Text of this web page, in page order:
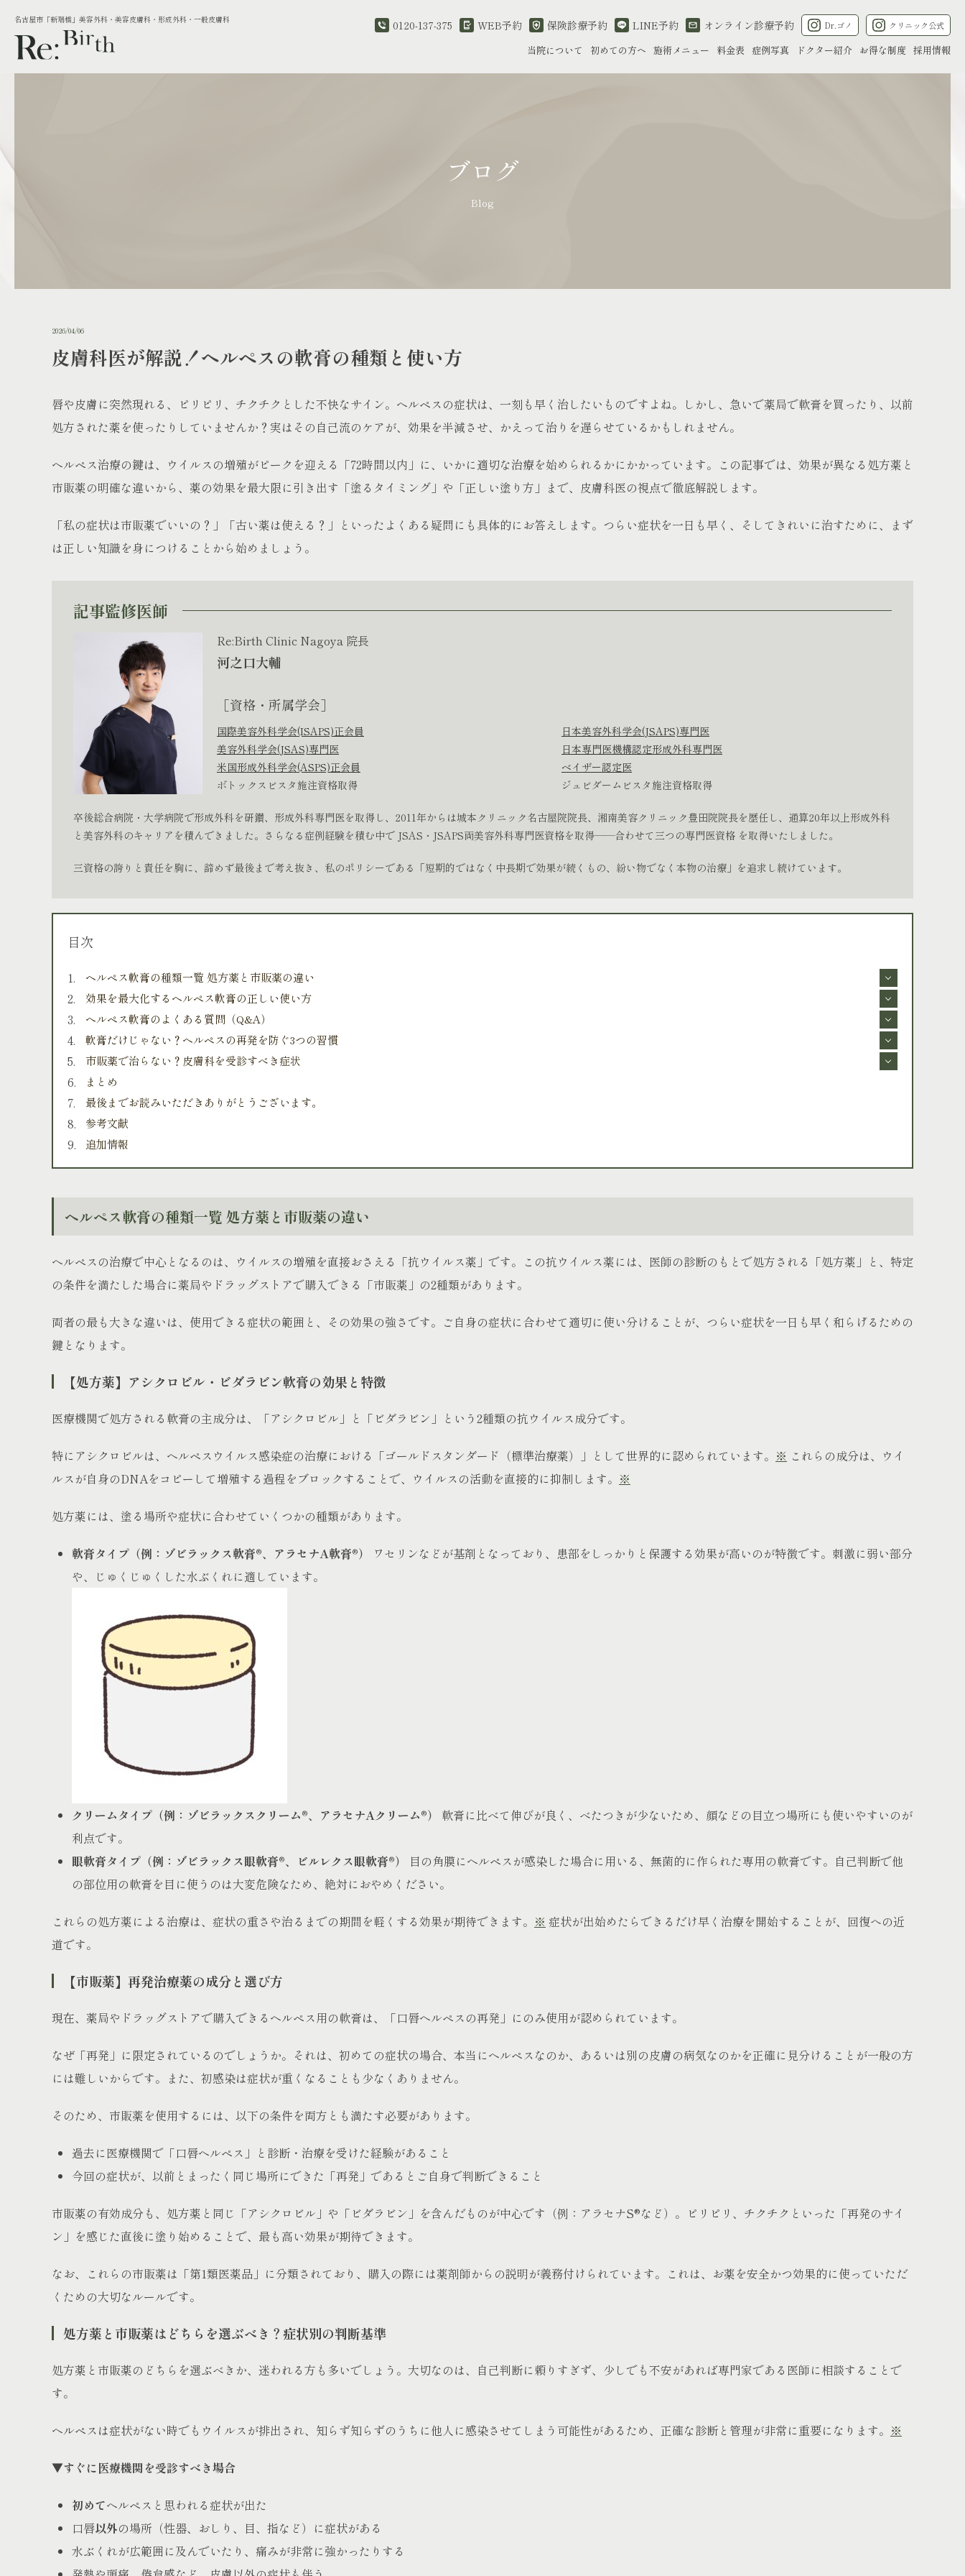
名古屋市「新瑞橋」美容外科・美容皮膚科・形成外科・一般皮膚科 0120-137-375 WEB予約 保険診療予約 LINE予約 オンライン診療予約 Dr.ゴノ クリニック公式
当院について 初めての方へ 施術メニュー 料金表 症例写真 ドクター紹介 お得な制度 採用情報
ブログ
Blog
2026/04/06
皮膚科医が解説！ヘルペスの軟膏の種類と使い方
唇や皮膚に突然現れる、ピリピリ、チクチクとした不快なサイン。ヘルペスの症状は、一刻も早く治したいものですよね。しかし、急いで薬局で軟膏を買ったり、以前
処方された薬を使ったりしていませんか？実はその自己流のケアが、効果を半減させ、かえって治りを遅らせているかもしれません。
ヘルペス治療の鍵は、ウイルスの増殖がピークを迎える「72時間以内」に、いかに適切な治療を始められるかにかかっています。この記事では、効果が異なる処方薬と
市販薬の明確な違いから、薬の効果を最大限に引き出す「塗るタイミング」や「正しい塗り方」まで、皮膚科医の視点で徹底解説します。
「私の症状は市販薬でいいの？」「古い薬は使える？」といったよくある疑問にも具体的にお答えします。つらい症状を一日も早く、そしてきれいに治すために、まず
は正しい知識を身につけることから始めましょう。
記事監修医師
Re:Birth Clinic Nagoya 院長
河之口大輔
［資格・所属学会］
国際美容外科学会(ISAPS)正会員
日本美容外科学会(JSAPS)専門医
美容外科学会(JSAS)専門医
日本専門医機構認定形成外科専門医
米国形成外科学会(ASPS)正会員
ベイザー認定医
ボトックスビスタ施注資格取得
ジュビダームビスタ施注資格取得
卒後総合病院・大学病院で形成外科を研鑽、形成外科専門医を取得し、2011年からは城本クリニック名古屋院院長、湘南美容クリニック豊田院院長を歴任し、通算20年以上形成外科
と美容外科のキャリアを積んできました。さらなる症例経験を積む中で JSAS・JSAPS両美容外科専門医資格を取得――合わせて三つの専門医資格 を取得いたしました。
三資格の誇りと責任を胸に、諦めず最後まで考え抜き、私のポリシーである「短期的ではなく中長期で効果が続くもの、紛い物でなく本物の治療」を追求し続けています。
目次
ヘルペス軟膏の種類一覧 処方薬と市販薬の違い
効果を最大化するヘルペス軟膏の正しい使い方
ヘルペス軟膏のよくある質問（Q&A）
軟膏だけじゃない？ヘルペスの再発を防ぐ3つの習慣
市販薬で治らない？皮膚科を受診すべき症状
まとめ
最後までお読みいただきありがとうございます。
参考文献
追加情報
ヘルペス軟膏の種類一覧 処方薬と市販薬の違い
ヘルペスの治療で中心となるのは、ウイルスの増殖を直接おさえる「抗ウイルス薬」です。この抗ウイルス薬には、医師の診断のもとで処方される「処方薬」と、特定
の条件を満たした場合に薬局やドラッグストアで購入できる「市販薬」の2種類があります。
両者の最も大きな違いは、使用できる症状の範囲と、その効果の強さです。ご自身の症状に合わせて適切に使い分けることが、つらい症状を一日も早く和らげるための
鍵となります。
【処方薬】アシクロビル・ビダラビン軟膏の効果と特徴
医療機関で処方される軟膏の主成分は、「アシクロビル」と「ビダラビン」という2種類の抗ウイルス成分です。
特にアシクロビルは、ヘルペスウイルス感染症の治療における「ゴールドスタンダード（標準治療薬）」として世界的に認められています。 ※ これらの成分は、ウイ
ルスが自身のDNAをコピーして増殖する過程をブロックすることで、ウイルスの活動を直接的に抑制します。 ※
処方薬には、塗る場所や症状に合わせていくつかの種類があります。
軟膏タイプ（例：ゾビラックス軟膏®、アラセナA軟膏®）
ワセリンなどが基剤となっており、患部をしっかりと保護する効果が高いのが特徴です。刺激に弱い部分
や、じゅくじゅくした水ぶくれに適しています。
クリームタイプ（例：ゾビラックスクリーム®、アラセナAクリーム®）
軟膏に比べて伸びが良く、べたつきが少ないため、顔などの目立つ場所にも使いやすいのが
利点です。
眼軟膏タイプ（例：ゾビラックス眼軟膏®、ビルレクス眼軟膏®）
目の角膜にヘルペスが感染した場合に用いる、無菌的に作られた専用の軟膏です。自己判断で他
の部位用の軟膏を目に使うのは大変危険なため、絶対におやめください。
これらの処方薬による治療は、症状の重さや治るまでの期間を軽くする効果が期待できます。 ※ 症状が出始めたらできるだけ早く治療を開始することが、回復への近
道です。
【市販薬】再発治療薬の成分と選び方
現在、薬局やドラッグストアで購入できるヘルペス用の軟膏は、「口唇ヘルペスの再発」にのみ使用が認められています。
なぜ「再発」に限定されているのでしょうか。それは、初めての症状の場合、本当にヘルペスなのか、あるいは別の皮膚の病気なのかを正確に見分けることが一般の方
には難しいからです。また、初感染は症状が重くなることも少なくありません。
そのため、市販薬を使用するには、以下の条件を両方とも満たす必要があります。
過去に医療機関で「口唇ヘルペス」と診断・治療を受けた経験があること
今回の症状が、以前とまったく同じ場所にできた「再発」であるとご自身で判断できること
市販薬の有効成分も、処方薬と同じ「アシクロビル」や「ビダラビン」を含んだものが中心です（例：アラセナS®など）。ピリピリ、チクチクといった「再発のサイ
ン」を感じた直後に塗り始めることで、最も高い効果が期待できます。
なお、これらの市販薬は「第1類医薬品」に分類されており、購入の際には薬剤師からの説明が義務付けられています。これは、お薬を安全かつ効果的に使っていただ
くための大切なルールです。
処方薬と市販薬はどちらを選ぶべき？症状別の判断基準
処方薬と市販薬のどちらを選ぶべきか、迷われる方も多いでしょう。大切なのは、自己判断に頼りすぎず、少しでも不安があれば専門家である医師に相談することで
す。
ヘルペスは症状がない時でもウイルスが排出され、知らず知らずのうちに他人に感染させてしまう可能性があるため、正確な診断と管理が非常に重要になります。 ※
▼すぐに医療機関を受診すべき場合
初めてヘルペスと思われる症状が出た
口唇以外の場所（性器、おしり、目、指など）に症状がある
水ぶくれが広範囲に及んでいたり、痛みが非常に強かったりする